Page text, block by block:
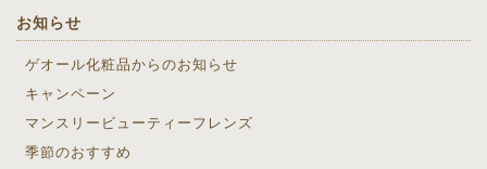
お知らせ
ゲオール化粧品からのお知らせ
キャンペーン
マンスリービューティーフレンズ
季節のおすすめ